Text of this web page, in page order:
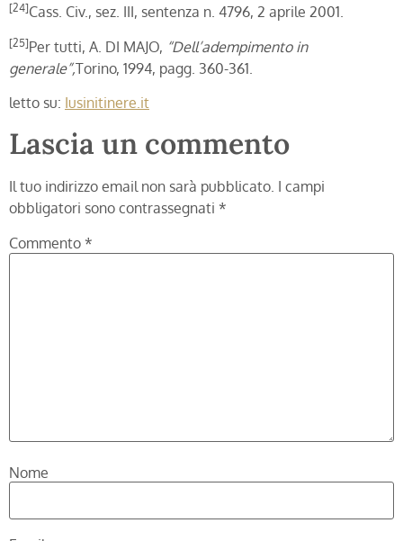
[24]Cass. Civ., sez. III, sentenza n. 4796, 2 aprile 2001.
[25]Per tutti, A. DI MAJO, “Dell’adempimento in
generale”,Torino, 1994, pagg. 360-361.
letto su: Iusinitinere.it
Lascia un commento
Il tuo indirizzo email non sarà pubblicato. I campi
obbligatori sono contrassegnati *
Commento *
Nome